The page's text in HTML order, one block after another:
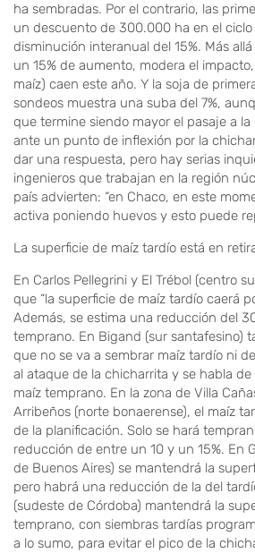
ha sembradas. Por el contrario, las
un descuento de 300.000 ha en el
disminución interanual del 15%. Más
un 15% de aumento, modera el
maíz) caen este año. Y la soja de
sondeos muestra una suba del 7%,
que termine siendo mayor el pasaje a la
ante un punto de inflexión por la
dar una respuesta, pero hay serias
ingenieros que trabajan en la región
país advierten: “en Chaco, en este
activa poniendo huevos y esto puede
La superficie de maíz tardío está en
En Carlos Pellegrini y El Trébol (centro
que “la superficie de maíz tardío caerá
Además, se estima una reducción del
temprano. En Bigand (sur santafesino)
que no se va a sembrar maíz tardío ni
al ataque de la chicharrita y se habla
maíz temprano. En la zona de Villa
Arribeños (norte bonaerense), el maíz
de la planificación. Solo se hará
reducción de entre un 10 y un 15%. En
de Buenos Aires) se mantendrá la
pero habrá una reducción de la del
(sudeste de Córdoba) mantendrá la
temprano, con siembras tardías
a lo sumo, para evitar el pico de la